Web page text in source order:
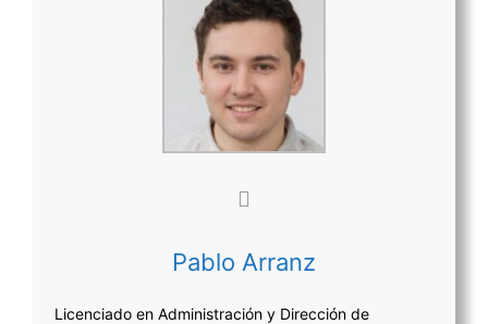
Pablo Arranz
Licenciado en Administración y Dirección de